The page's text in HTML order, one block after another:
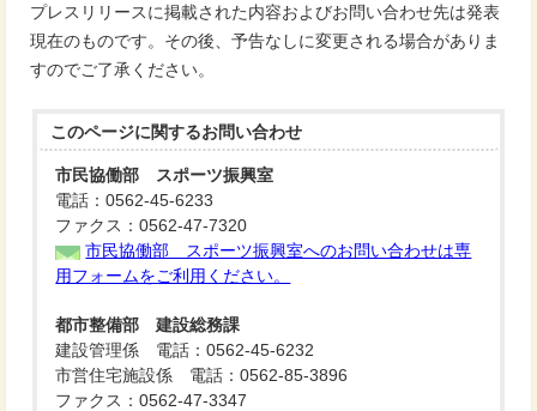
プレスリリースに掲載された内容およびお問い合わせ先は発表
現在のものです。その後、予告なしに変更される場合がありま
すのでご了承ください。
このページに関するお問い合わせ
市民協働部 スポーツ振興室
電話：0562-45-6233
ファクス：0562-47-7320
市民協働部 スポーツ振興室へのお問い合わせは専
用フォームをご利用ください。
都市整備部 建設総務課
建設管理係 電話：0562-45-6232
市営住宅施設係 電話：0562-85-3896
ファクス：0562-47-3347